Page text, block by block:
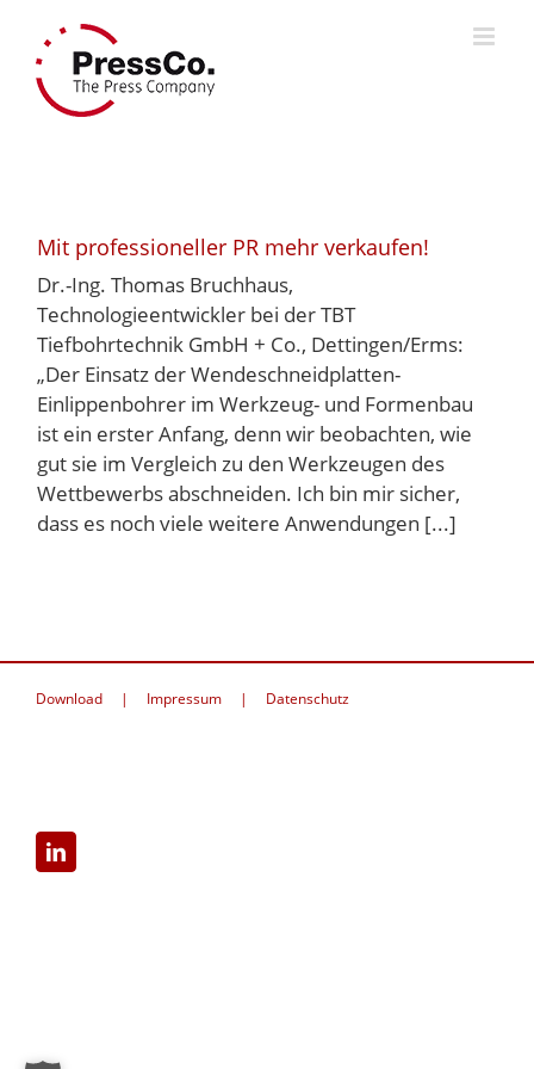
content
Mit professioneller PR mehr verkaufen!
Dr.-Ing. Thomas Bruchhaus,
Technologieentwickler bei der TBT
Tiefbohrtechnik GmbH + Co., Dettingen/Erms:
„Der Einsatz der Wendeschneidplatten-
Einlippenbohrer im Werkzeug- und Formenbau
ist ein erster Anfang, denn wir beobachten, wie
gut sie im Vergleich zu den Werkzeugen des
Wettbewerbs abschneiden. Ich bin mir sicher,
dass es noch viele weitere Anwendungen [...]
Download Impressum Datenschutz